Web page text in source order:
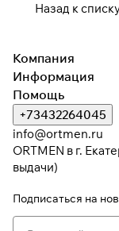
Назад к
Компания
Информация
Помощь
+73432264045
info@ortmen.ru
ORTMEN в г.
выдачи)
Подписаться на